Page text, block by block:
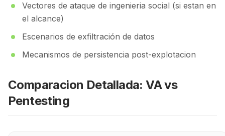
Vectores de ataque de ingenieria social (si estan en
el alcance)
Escenarios de exfiltración de datos
Mecanismos de persistencia post-explotacion
Comparacion Detallada: VA vs
Pentesting